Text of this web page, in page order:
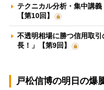
テクニカル分析・集中講
【第10回】
不透明相場に勝つ信用取
長！」【第9回】
戸松信博の明日の爆